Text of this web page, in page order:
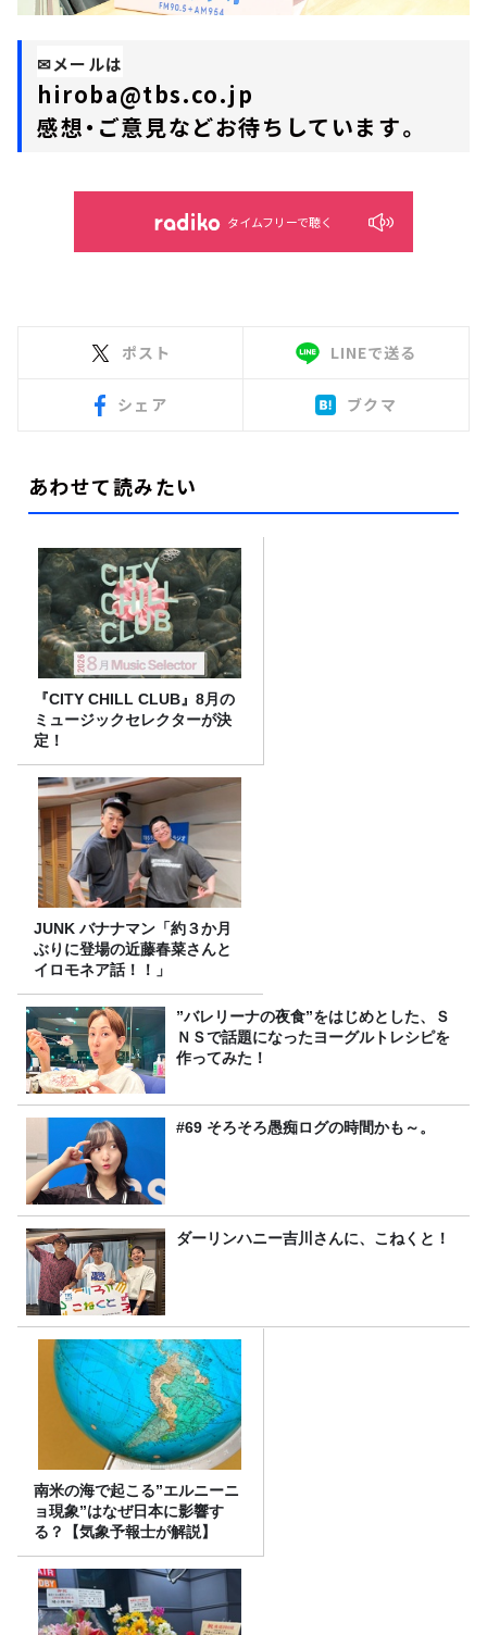
✉メールは
hiroba@tbs.co.jp
感想・ご意見などお待ちしています。
タイムフリーで聴く
ポスト LINEで送る
シェア ブクマ
あわせて読みたい
『CITY CHILL CLUB』8月の
ミュージックセレクターが決
定！
JUNK バナナマン「約３か月
ぶりに登場の近藤春菜さんと
イロモネア話！！」
”バレリーナの夜食”をはじめとした、Ｓ
ＮＳで話題になったヨーグルトレシピを
作ってみた！
#69 そろそろ愚痴ログの時間かも～。
ダーリンハニー吉川さんに、こねくと！
南米の海で起こる”エルニーニ
ョ現象”はなぜ日本に影響す
る？【気象予報士が解説】